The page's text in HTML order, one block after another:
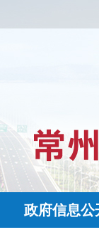
政府信息公